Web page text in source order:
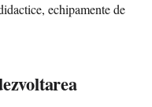
echipamente de